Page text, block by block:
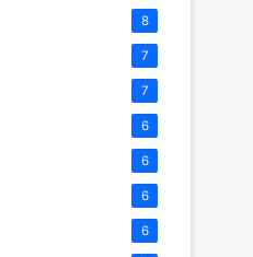
8
7
7
6
6
6
6